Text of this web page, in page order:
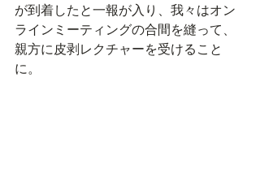
が到着したと一報が入り、我々はオン
ラインミーティングの合間を縫って、
親方に皮剥レクチャーを受けること
に。